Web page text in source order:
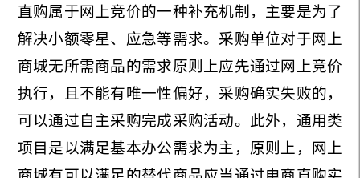
直购属于网上竞价的一种补充机制，主要是为了
解决小额零星、应急等需求。采购单位对于网上
商城无所需商品的需求原则上应先通过网上竞价
执行，且不能有唯一性偏好，采购确实失败的，
可以通过自主采购完成采购活动。此外，通用类
项目是以满足基本办公需求为主，原则上，网上